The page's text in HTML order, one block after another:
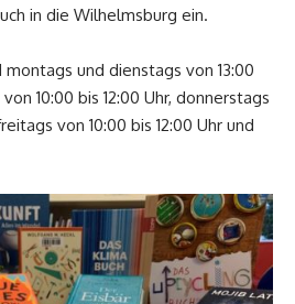
in die Wilhelmsburg ein.
und dienstags von 13:00
10:00 bis 12:00 Uhr, donnerstags
von 10:00 bis 12:00 Uhr und